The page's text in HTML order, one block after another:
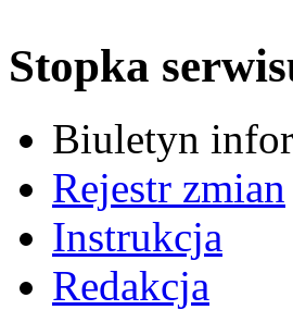
Stopka
Biuletyn
Rejestr zmian
Instrukcja
Redakcja